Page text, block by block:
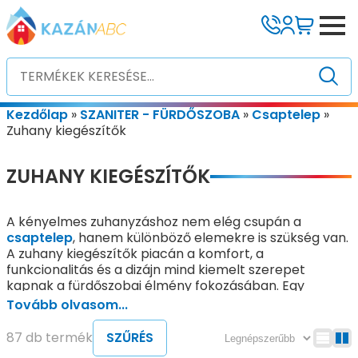
Kezdőlap » SZANITER - FÜRDŐSZOBA » Csaptelep »
Zuhany kiegészítők
ZUHANY KIEGÉSZÍTŐK
A kényelmes zuhanyzáshoz nem elég csupán a
csaptelep, hanem különböző elemekre is szükség van.
A zuhany kiegészítők piacán a komfort, a
funkcionalitás és a dizájn mind kiemelt szerepet
kapnak a fürdőszobai élmény fokozásában. Egy
modern fürdőszoba elengedhetetlen elemei a
kézizuhany, fejzuhany, gégecső, zuhanytartó vagy a
komplett zuhanyszett, amelyek mind hozzájárulnak a
kényelmes, praktikus és esztétikus fürdőzéshez.
Tovább olvasom...
87 db termék
SZŰRÉS